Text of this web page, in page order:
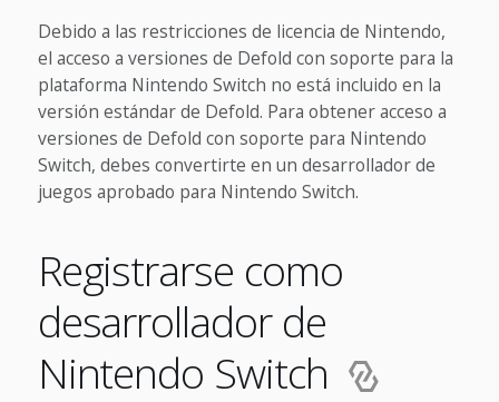
Debido a las restricciones de licencia de Nintendo,
el acceso a versiones de Defold con soporte para la
plataforma Nintendo Switch no está incluido en la
versión estándar de Defold. Para obtener acceso a
versiones de Defold con soporte para Nintendo
Switch, debes convertirte en un desarrollador de
juegos aprobado para Nintendo Switch.
Registrarse como
desarrollador de
Nintendo Switch